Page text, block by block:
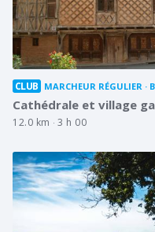
CLUB MARCHEUR RÉGULIER
Cathédrale et village
12.0 km 3 h 00